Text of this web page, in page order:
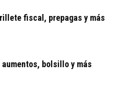
fiscal, prepagas y más
bolsillo y más